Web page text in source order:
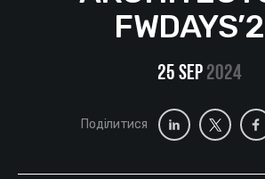
25 Sep2024
Поділитися